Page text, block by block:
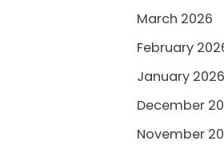
March 2026
February
January 2026
December
November